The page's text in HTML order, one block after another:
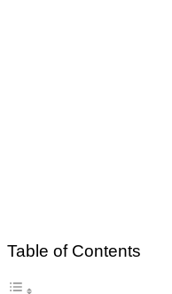
Table of Contents